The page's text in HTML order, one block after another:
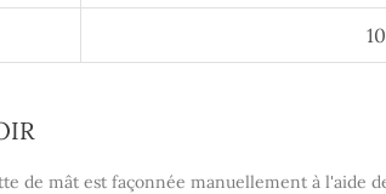
de mât est façonnée manuellement à l'aide